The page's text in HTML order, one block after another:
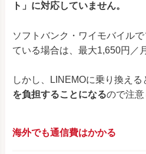
ト」に対応していません。
ソフトバンク・ワイモバイル
ている場合は、最大1,650円／
しかし、LINEMOに乗り換える
を負担することになるので注意
海外でも通信費はかかる